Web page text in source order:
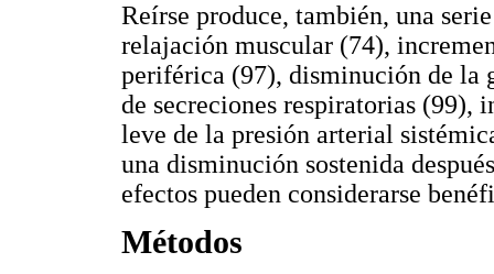
Reírse produce, también, una
relajación muscular (74),
periférica (97), disminución de
de secreciones respiratorias (99),
leve de la presión arterial
una disminución sostenida
efectos pueden considerarse
Métodos